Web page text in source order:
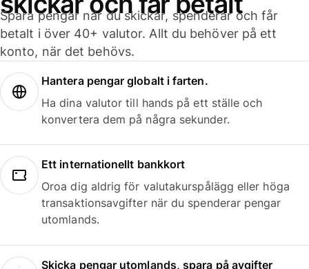
Spara pengar när du skickar, spenderar och får
betalt i över 40+ valutor. Allt du behöver på ett
konto, när det behövs.
Hantera pengar globalt i farten.
Ha dina valutor till hands på ett ställe och
konvertera dem på några sekunder.
Ett internationellt bankkort
Oroa dig aldrig för valutakurspålägg eller höga
transaktionsavgifter när du spenderar pengar
utomlands.
Skicka pengar utomlands, spara på avgifter